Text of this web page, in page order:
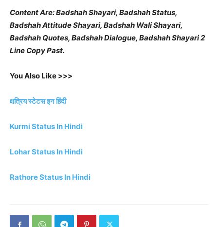
Content Are: Badshah Shayari, Badshah Status,
Badshah Attitude Shayari, Badshah Wali Shayari,
Badshah Quotes, Badshah Dialogue, Badshah Shayari 2
Line Copy Past.
You Also Like >>>
क्षत्रिय स्टेटस इन हिंदी
Kurmi Status In Hindi
Lohar Status In Hindi
Rathore Status In Hindi